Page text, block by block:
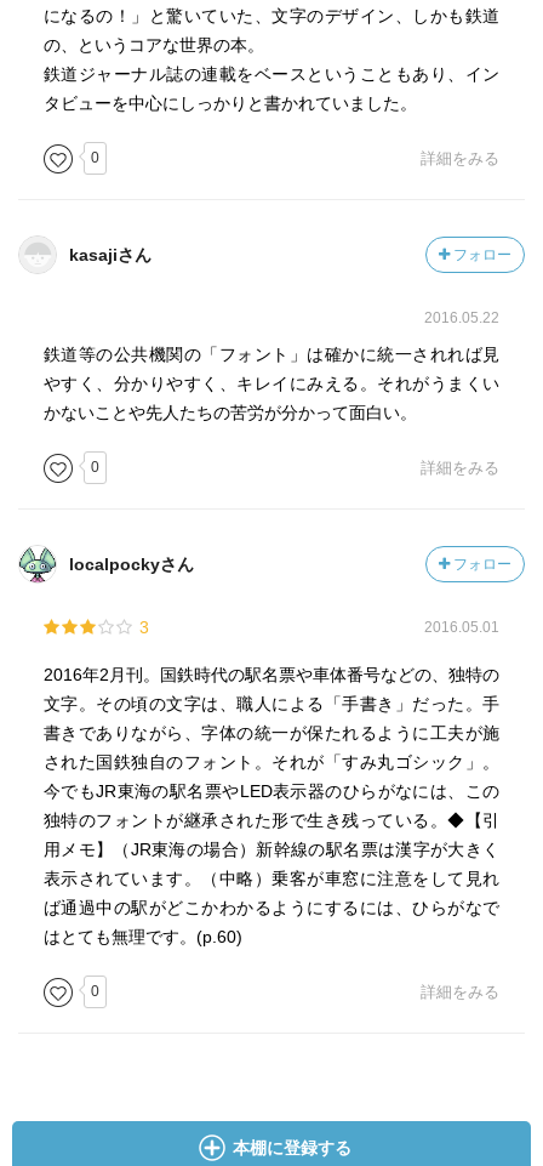
になるの！」と驚いていた、文字のデザイン、しかも鉄道
の、というコアな世界の本。
鉄道ジャーナル誌の連載をベースということもあり、イン
タビューを中心にしっかりと書かれていました。
0 詳細をみる
kasajiさん フォロー
2016.05.22
鉄道等の公共機関の「フォント」は確かに統一されれば見
やすく、分かりやすく、キレイにみえる。それがうまくい
かないことや先人たちの苦労が分かって面白い。
0 詳細をみる
localpockyさん フォロー
3 2016.05.01
2016年2月刊。国鉄時代の駅名票や車体番号などの、独特の
文字。その頃の文字は、職人による「手書き」だった。手
書きでありながら、字体の統一が保たれるように工夫が施
された国鉄独自のフォント。それが「すみ丸ゴシック」。
今でもJR東海の駅名票やLED表示器のひらがなには、この
独特のフォントが継承された形で生き残っている。◆【引
用メモ】（JR東海の場合）新幹線の駅名票は漢字が大きく
表示されています。（中略）乗客が車窓に注意をして見れ
ば通過中の駅がどこかわかるようにするには、ひらがなで
はとても無理です。(p.60)
0 詳細をみる
本棚に登録する